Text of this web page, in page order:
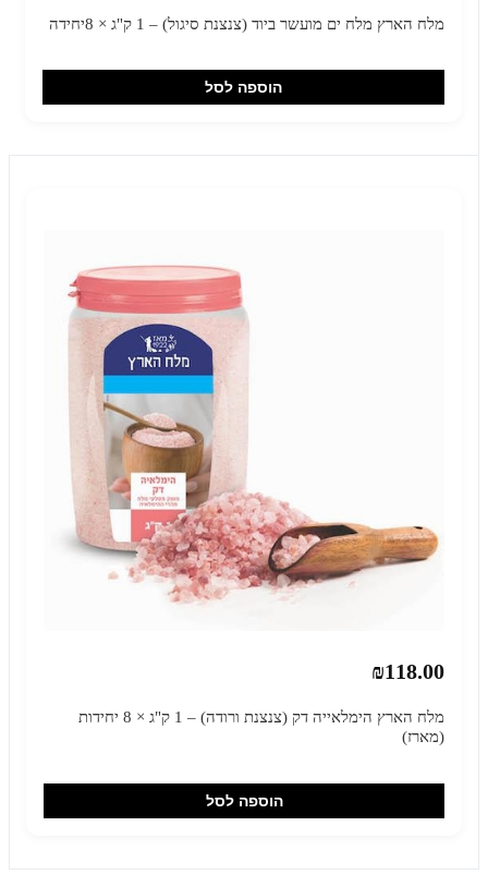
מלח הארץ מלח ים מועשר ביוד (צנצנת סיגול) – 1 ק"ג × 8יחידה
הוספה לסל
₪118.00
מלח הארץ הימלאייה דק (צנצנת ורודה) – 1 ק"ג × 8 יחידות
(מארז)
הוספה לסל